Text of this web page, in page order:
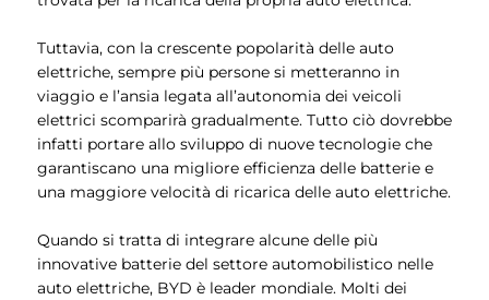
Tuttavia, con la crescente popolarità delle auto
elettriche, sempre più persone si metteranno in
viaggio e l’ansia legata all’autonomia dei veicoli
elettrici scomparirà gradualmente. Tutto ciò dovrebbe
infatti portare allo sviluppo di nuove tecnologie che
garantiscano una migliore efficienza delle batterie e
una maggiore velocità di ricarica delle auto elettriche.
Quando si tratta di integrare alcune delle più
innovative batterie del settore automobilistico nelle
auto elettriche, BYD è leader mondiale. Molti dei